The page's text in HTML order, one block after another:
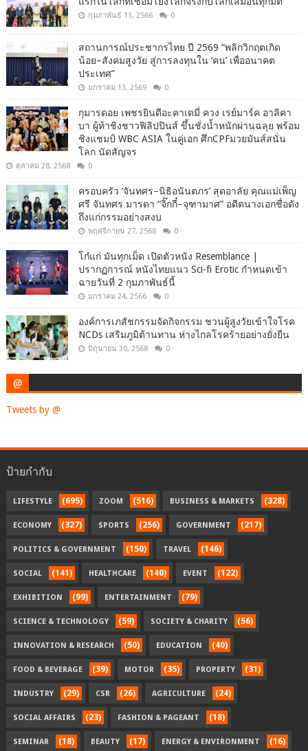
กุมภาพันธ์ 11, 2566 0
สถานการณ์ประชากรไทย ปี 2569 “พลิกวิกฤตเกิด
น้อย–สังคมสูงวัย สู่การลงทุนใน ‘คน’ เพื่ออนาคต
ประเทศ”
มกราคม 13, 2569 0
กุมารดอย เพชรยินดีอะคาเดมี่ ควง เรย์มาร์ค อาลิคา
บา ผู้ท้าชิงชาวฟิลิปปินส์ ขึ้นชั่งน้ำหนักผ่านฉลุย พร้อม
ชิงแชมป์ WBC ASIA ในคู่เอก ศึกCPFมวยมันส์สนั่น
โลก นัดสัญจร
ตุลาคม 28, 2568 0
ครอบครัว ‘จันทศร–นิธิอนันตภร’ สุดอาลัย คุณแม่เพ็ญ
ศรี จันทศร มารดา “จิ๊กกี๋–จุฑามาศ” อดีตนางเอกชื่อดัง
ถึงแก่กรรมอย่างสงบ
พฤศจิกายน 27, 2568 0
โก๋แก่ มันทุกเม็ด เปิดตัวหนัง Resemblance |
ปรากฏการณ์ หนังไทยแนว Sci-fi Erotic กำหนดเข้า
ฉายวันที่ 2 กุมภาพันธ์นี้
มกราคม 24, 2566 0
องค์การเภสัชกรรมจัดกิจกรรม ชวนผู้สูงวัยเข้าใจโรค
NCDs เสริมภูมิต้านทาน ห่างไกลโรคร้ายอย่างยั่งยืน
มิถุนายน 30, 2568 0
@
Tweets by @
ป้ายกำกับ
LIFESTYLE (695) ZOOM (516) BUSINESS & MARKETS (328)
ECONOMY (327) SPORTS (256) GOVERNMENT (217)
POLITICS & GOVERNMENT (150) TRAVEL (146)
SOCIAL (141) HEALTHCARE (140) EVENT (122)
EXHIBITION (99) ENTERTAINMENT (79)
SCIENCE & TECHNOLOGY (59) SOCIETY & CHARITY (56)
INNOVATION & RESEARCH (50) EDUCATION (40)
FOOD & BEVERAGE (39) MOTOR (35) PROPERTY (31)
INDUSTRY (29) CSR (26) AGRICULTURE (24)
SOCIAL AFFAIRS (23) FASHION & PAGEANT (18)
SEMINAR (18) BEAUTY (17) ENERGY & ENVIRONMENT (16)